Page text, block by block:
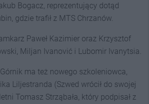
Bogacz, reprezentujący dotąd
gdzie trafił z MTS Chrzanów.
Paweł Kazimier oraz Krzysztof
Miljan Ivanović i Lubomir Ivanytsia.
ma też nowego szkoleniowca,
Liljestranda (Szwed wrócił do swojej
Tomasz Strząbała, który podpisał z